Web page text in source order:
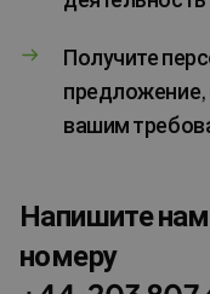
Получите
вашим
Напишите нам
номеру